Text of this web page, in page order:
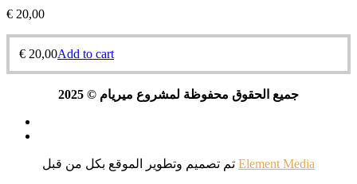
€ 20,00
€ 20,00Add to cart
جميع الحقوق محفوظة لمشروع ميريام © 2025
تم تصميم وتطوير الموقع بكل Element Media